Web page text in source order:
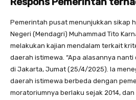
Pemerintah pusat menunjukkan sikap
Negeri (Mendagri) Muhammad Tito
melakukan kajian mendalam terkait
daerah istimewa. “Apa alasannya nanti
di Jakarta, Jumat (25/4/2025). Ia
daerah istimewa berbeda dengan
moratoriumnya berlaku sejak 2014,